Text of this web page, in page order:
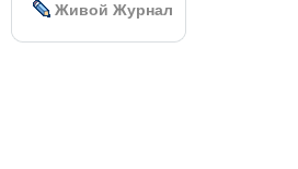
Живой Журнал